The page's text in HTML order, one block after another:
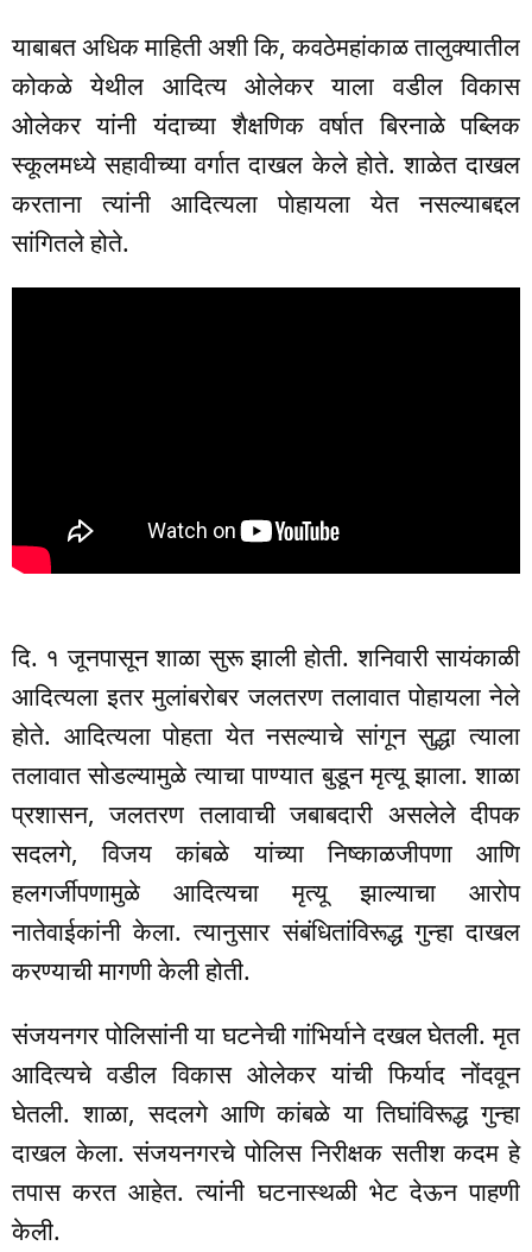
याबाबत अधिक माहिती अशी कि, कवठेमहांकाळ तालुक्यातील
कोकळे येथील आदित्य ओलेकर याला वडील विकास
ओलेकर यांनी यंदाच्या शैक्षणिक वर्षात बिरनाळे पब्लिक
स्कूलमध्ये सहावीच्या वर्गात दाखल केले होते. शाळेत दाखल
करताना त्यांनी आदित्यला पाेहायला येत नसल्याबद्दल
सांगितले होते.
दि. १ जूनपासून शाळा सुरू झाली होती. शनिवारी सायंकाळी
आदित्यला इतर मुलांबरोबर जलतरण तलावात पोहायला नेले
होते. आदित्यला पोहता येत नसल्याचे सांगून सुद्धा त्याला
तलावात सोडल्यामुळे त्याचा पाण्यात बुडून मृत्यू झाला. शाळा
प्रशासन, जलतरण तलावाची जबाबदारी असलेले दीपक
सदलगे, विजय कांबळे यांच्या निष्काळजीपणा आणि
हलगर्जीपणामुळे आदित्यचा मृत्यू झाल्याचा आरोप
नातेवाईकांनी केला. त्यानुसार संबंधितांविरूद्ध गुन्हा दाखल
करण्याची मागणी केली होती.
संजयनगर पोलिसांनी या घटनेची गांभिर्याने दखल घेतली. मृत
आदित्यचे वडील विकास ओलेकर यांची फिर्याद नोंदवून
घेतली. शाळा, सदलगे आणि कांबळे या तिघांविरूद्ध गुन्हा
दाखल केला. संजयनगरचे पोलिस निरीक्षक सतीश कदम हे
तपास करत आहेत. त्यांनी घटनास्थळी भेट देऊन पाहणी
केली.